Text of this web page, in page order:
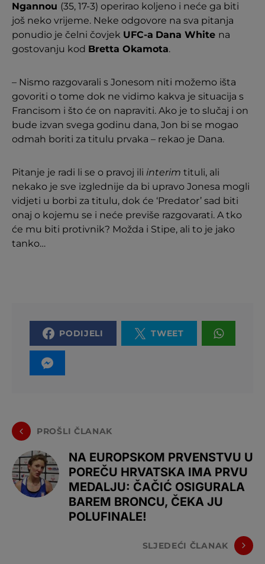
Ngannou (35, 17-3) operirao koljeno i neće ga biti
još neko vrijeme. Neke odgovore na sva pitanja
ponudio je čelni čovjek UFC-a Dana White na
gostovanju kod Bretta Okamota.
– Nismo razgovarali s Jonesom niti možemo išta
govoriti o tome dok ne vidimo kakva je situacija s
Francisom i što će on napraviti. Ako je to slučaj i on
bude izvan svega godinu dana, Jon bi se mogao
odmah boriti za titulu prvaka – rekao je Dana.
Pitanje je radi li se o pravoj ili interim tituli, ali
nekako je sve izglednije da bi upravo Jonesa mogli
vidjeti u borbi za titulu, dok će ‘Predator’ sad biti
onaj o kojemu se i neće previše razgovarati. A tko
će mu biti protivnik? Možda i Stipe, ali to je jako
tanko…
PODIJELI TWEET
PROŠLI ČLANAK
NA EUROPSKOM PRVENSTVU U
POREČU HRVATSKA IMA PRVU
MEDALJU: ČAČIĆ OSIGURALA
BAREM BRONCU, ČEKA JU
POLUFINALE!
SLJEDEĆI ČLANAK